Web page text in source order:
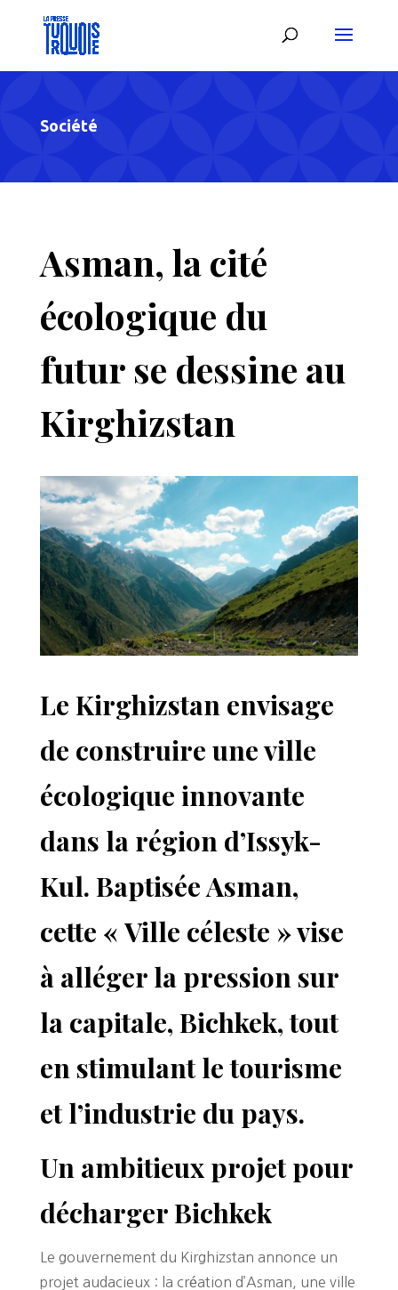
Société
Asman, la cité
écologique du
futur se dessine au
Kirghizstan
Le Kirghizstan envisage
de construire une ville
écologique innovante
dans la région d’Issyk-
Kul. Baptisée Asman,
cette « Ville céleste » vise
à alléger la pression sur
la capitale, Bichkek, tout
en stimulant le tourisme
et l’industrie du pays.
Un ambitieux projet pour
décharger Bichkek
Le gouvernement du Kirghizstan annonce un
projet audacieux : la création d’Asman, une ville